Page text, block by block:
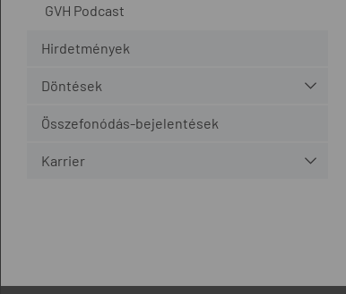
GVH Podcast
Hirdetmények
Döntések
Összefonódás-bejelentések
Karrier